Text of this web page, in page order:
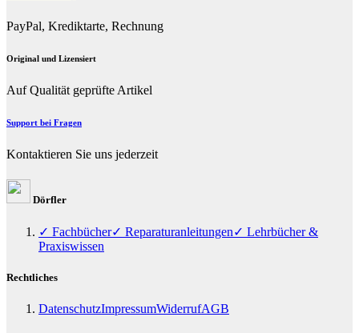
PayPal, Krediktarte, Rechnung
Original und Lizensiert
Auf Qualität geprüfte Artikel
Support bei Fragen
Kontaktieren Sie uns jederzeit
Dörfler
✓ Fachbücher✓ Reparaturanleitungen✓ Lehrbücher &
Praxiswissen
Rechtliches
DatenschutzImpressumWiderrufAGB